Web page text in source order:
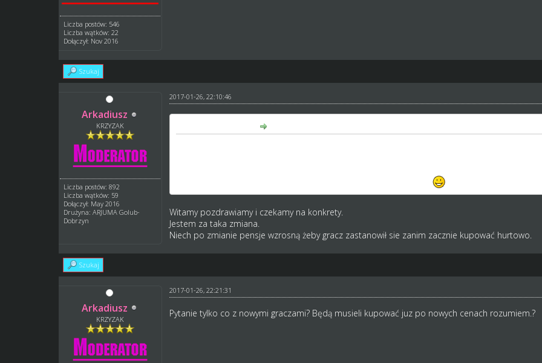
Liczba postów: 546
Liczba wątków: 22
Dołączył: Nov 2016
Szukaj
Arkadiusz
KRZYZAK
Liczba postów: 892
Liczba wątków: 59
Dołączył: May 2016
Drużyna: ARJUMA Golub-
Dobrzyn
2017-01-26, 22:10:46
Witamy pozdrawiamy i czekamy na konkrety.
Jestem za taka zmiana.
Niech po zmianie pensje wzrosną żeby gracz zastanowił sie zanim zacznie kupować hurtowo.
Szukaj
Arkadiusz
KRZYZAK
2017-01-26, 22:21:31
Pytanie tylko co z nowymi graczami? Będą musieli kupować juz po nowych cenach rozumiem.?